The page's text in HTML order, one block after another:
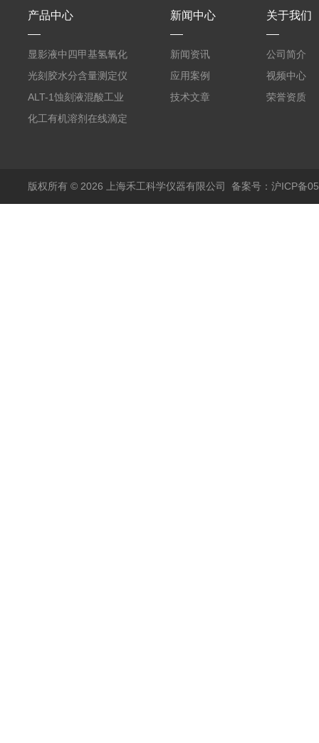
产品中心
显影液中四甲基氢氧化
铵的浓度测定仪
光刻胶水分含量测定仪
AKF-C6
ALT-1蚀刻液混酸工业
在线滴定分析仪
化工有机溶剂在线滴定
新闻中心
新闻资讯
应用案例
技术文章
关于我们
公司简介
视频中心
荣誉资质
版权所有 © 2026 上海禾工科学仪器有限公司 备案号：沪ICP备